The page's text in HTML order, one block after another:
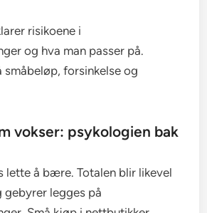
risikoene i
og hva man passer på.
småbeløp, forsinkelse og
vokser: psykologien bak
lette å bære. Totalen blir likevel
gebyrer legges på